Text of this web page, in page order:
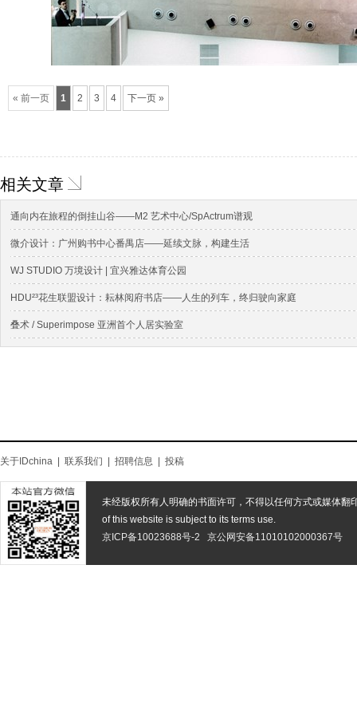
« 前一页 1 2 3 4 下一页 »
相关文章
通向内在旅程的倒挂山谷——M2 艺术中心/SpActrum谱观
微介设计：广州购书中心番禺店——延续文脉，构建生活
WJ STUDIO 万境设计 | 宜兴雅达体育公园
HDU²³花生联盟设计：耘林阅府书店——人生的列车，终归驶向家庭
叠术 / Superimpose 亚洲⾸个⼈居实验室
关于IDchina 联系我们 招聘信息 投稿
未经版权所有人明确的书面许可，不得以任何方式或媒体翻
of this website is subject to its terms use.
京ICP备10023688号-2
京公网安备11010102000367号